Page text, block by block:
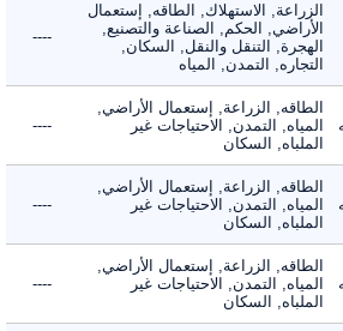
الزراعة, الاستهلاك, الطاقه, إستعمال
الأراضي, الحكم, الصناعة والتصنيع,
الهجرة, التنقل والنقل, السكان,
التجاره, التمدن, المياه
----
الطاقه, الزراعة, إستعمال الأراضي,
المياه, التمدن, الاحتياجات غير
الملباه, السكان
----
الطاقه, الزراعة, إستعمال الأراضي,
المياه, التمدن, الاحتياجات غير
الملباه, السكان
----
الطاقه, الزراعة, إستعمال الأراضي,
المياه, التمدن, الاحتياجات غير
الملباه, السكان
----